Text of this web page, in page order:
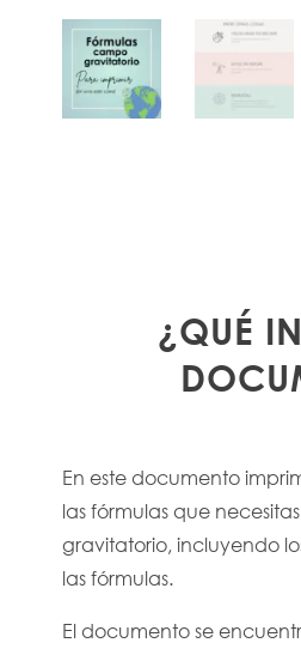
¿QUÉ
En este documento
las fórmulas que
gravitatorio, incluyendo
las fórmulas.
El documento se